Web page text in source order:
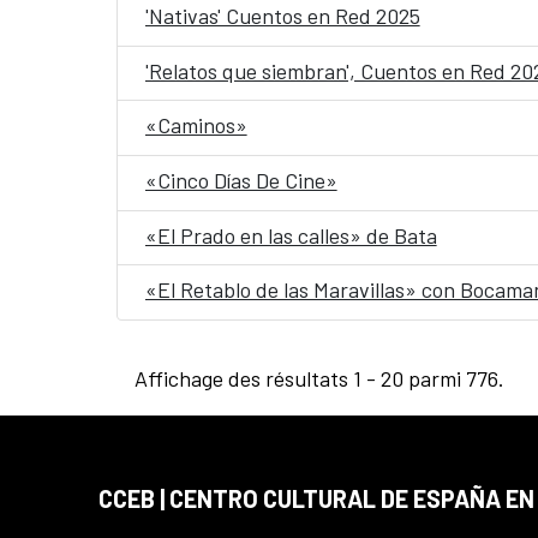
'Nativas' Cuentos en Red 2025
'Relatos que siembran', Cuentos en Red
«Caminos»
«Cinco Días De Cine»
«El Prado en las calles» de Bata
«El Retablo de las Maravillas» con
Affichage des résultats 1 - 20 parmi 776.
CCEB | CENTRO CULTURAL DE ESPAÑA